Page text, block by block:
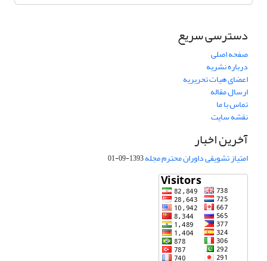
دسترسی سریع
صفحه اصلی
درباره نشریه
اعضای هیات تحریریه
ارسال مقاله
تماس با ما
نقشه سایت
آخرین اخبار
امتیاز تشویقی داوران محترم مجله1393-09-01